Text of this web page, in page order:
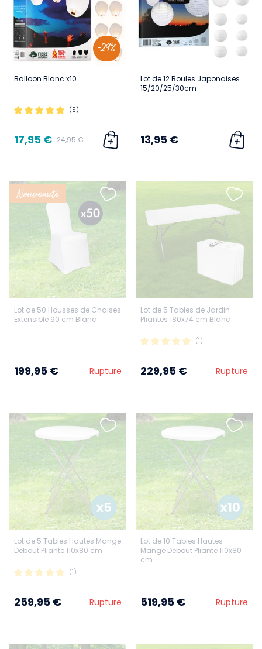
-29%
Balloon Blanc x10
(9)
17,95 € 24,95 €
Lot de 12 Boules Japonaises
15/20/25/30cm
13,95 €
Lot de 50 Housses de Chaises
Extensible 90 cm Blanc
199,95 € Rupture
Nouveauté
Lot de 5 Tables de Jardin
Pliantes 180x74 cm Blanc
(1)
229,95 € Rupture
Lot de 5 Tables Hautes Mange
Debout Pliante 110x80 cm
(1)
259,95 € Rupture
Lot de 10 Tables Hautes
Mange Debout Pliante 110x80
cm
519,95 € Rupture